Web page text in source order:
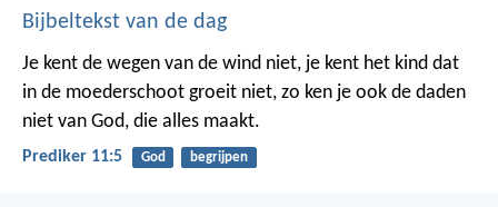
Bijbeltekst van de dag
Je kent de wegen van de wind niet, je kent het kind dat
in de moederschoot groeit niet, zo ken je ook de daden
niet van God, die alles maakt.
Prediker 11:5 God begrijpen